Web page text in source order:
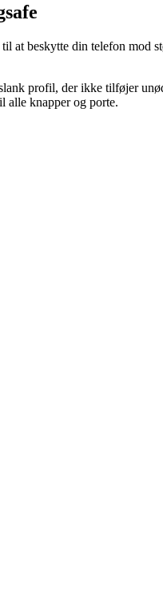
beskytte din telefon mod
profil, der ikke tilføjer
alle knapper og porte.